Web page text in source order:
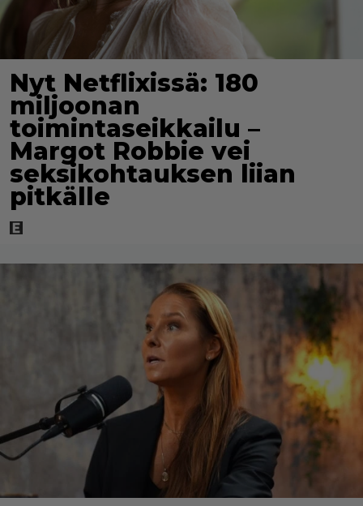
Nyt Netflixissä: 180
miljoonan
toimintaseikkailu –
Margot Robbie vei
seksikohtauksen liian
pitkälle